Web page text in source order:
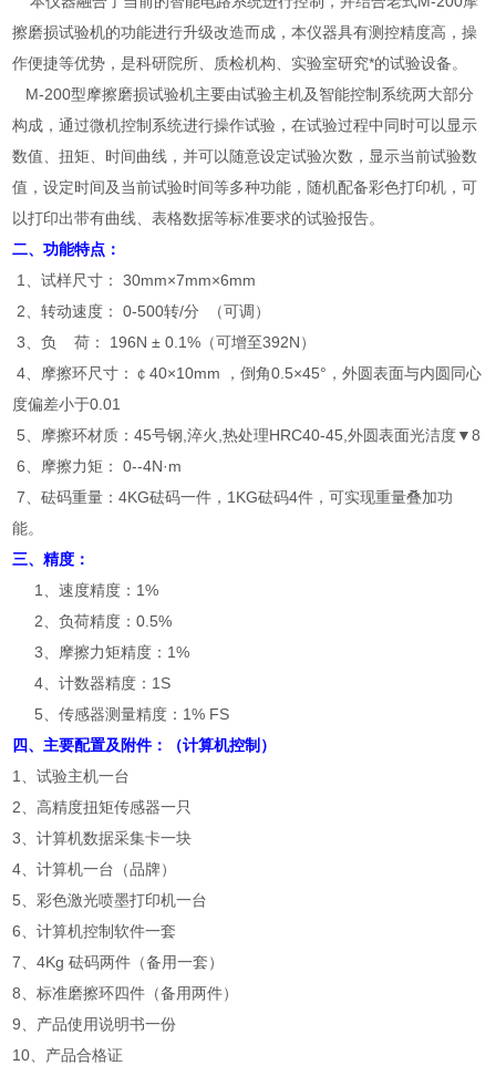
擦磨损试验机的功能进行升级改造而成，本仪器具有测控精度高，操
作便捷等优势，是科研院所、质检机构、实验室研究*的试验设备。
M-200型摩擦磨损试验机主要由试验主机及智能控制系统两大部分
构成，通过微机控制系统进行操作试验，在试验过程中同时可以显示
数值、扭矩、时间曲线，并可以随意设定试验次数，显示当前试验数
值，设定时间及当前试验时间等多种功能，随机配备彩色打印机，可
以打印出带有曲线、表格数据等标准要求的试验报告。
二、功能特点：
1、试样尺寸： 30mm×7mm×6mm
2、转动速度： 0-500转/分 （可调）
3、负 荷： 196N ± 0.1%（可增至392N）
4、摩擦环尺寸：￠40×10mm ，倒角0.5×45°，外圆表面与内圆同心
度偏差小于0.01
5、摩擦环材质：45号钢,淬火,热处理HRC40-45,外圆表面光洁度▼8
6、摩擦力矩： 0--4N·m
7、砝码重量：4KG砝码一件，1KG砝码4件，可实现重量叠加功
能。
三、精度：
1、速度精度：1%
2、负荷精度：0.5%
3、摩擦力矩精度：1%
4、计数器精度：1S
5、传感器测量精度：1% FS
四、主要配置及附件：（计算机控制）
1、试验主机一台
2、高精度扭矩传感器一只
3、计算机数据采集卡一块
4、计算机一台（品牌）
5、彩色激光喷墨打印机一台
6、计算机控制软件一套
7、4Kg 砝码两件（备用一套）
8、标准磨擦环四件（备用两件）
9、产品使用说明书一份
10、产品合格证